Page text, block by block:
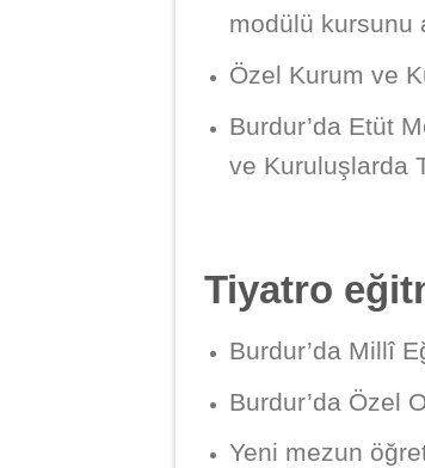
modülü kursunu
Özel Kurum ve
Burdur’da Etüt
ve Kuruluşlarda
Tiyatro
Burdur’da Millî
Burdur’da Özel
Yeni mezun